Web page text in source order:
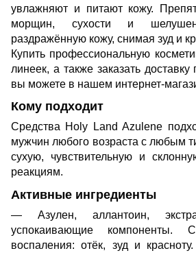
увлажняют и питают кожу.
морщин, сухости и
раздражённую кожу, снимая зуд и
Купить профессиональную
линеек, а также заказать
вы можете в нашем интернет-
Кому подходит
Средства Holy Land Azulene
мужчин любого возраста с любым
сухую, чувствительную и
реакциям.
Активные ингредиенты
— Азулен, аллантоин,
успокаивающие компоненты.
воспаления: отёк, зуд и